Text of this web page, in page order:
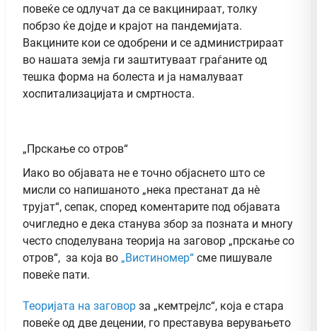
повеќе се одлучат да се вакцинираат, толку
побрзо ќе дојде и крајот на пандемијата.
Вакцините кои се одобрени и се администрираат
во нашата земја ги заштитуваат граѓаните од
тешка форма на болеста и ја намалуваат
хоспитализацијата и смртноста.
„Прскање со отров“
Иако во објавата не е точно објаснето што се
мисли со напишаното „нека престанат да нè
трујат“, сепак, според коментарите под објавата
очигледно е дека станува збор за позната и многу
често споделувана теорија на заговор „прскање со
отров“, за која во „Вистиномер“ сме пишувале
повеќе пати.
Теоријата на заговор за „кемтрејлс“, која е стара
повеќе од две децении, го преставува верувањето